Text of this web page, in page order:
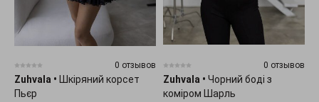
0 отзывов
Zuhvala •
Шкіряний корсет
Пьєр
0 отзывов
Zuhvala • Чорний боді з
коміром Шарль